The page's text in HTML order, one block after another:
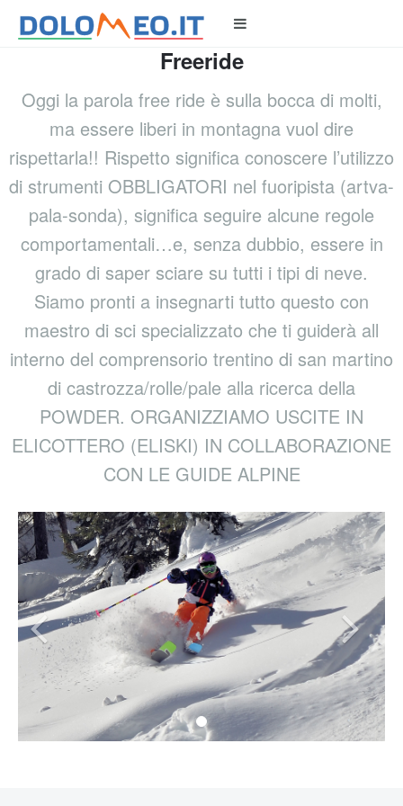
Freeride
Oggi la parola free ride è sulla bocca di molti,
ma essere liberi in montagna vuol dire
rispettarla!! Rispetto significa conoscere l’utilizzo
di strumenti OBBLIGATORI nel fuoripista (artva-
pala-sonda), significa seguire alcune regole
comportamentali…e, senza dubbio, essere in
grado di saper sciare su tutti i tipi di neve.
Siamo pronti a insegnarti tutto questo con
maestro di sci specializzato che ti guiderà all
interno del comprensorio trentino di san martino
di castrozza/rolle/pale alla ricerca della
POWDER. ORGANIZZIAMO USCITE IN
ELICOTTERO (ELISKI) IN COLLABORAZIONE
CON LE GUIDE ALPINE